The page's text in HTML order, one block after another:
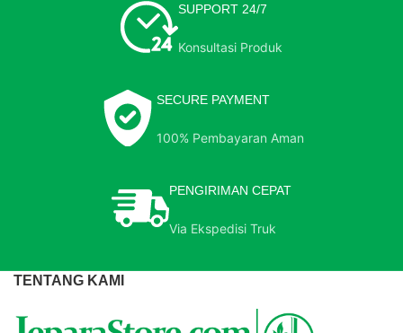
SUPPORT 24/7
Konsultasi Produk
SECURE PAYMENT
100% Pembayaran Aman
PENGIRIMAN CEPAT
Via Ekspedisi Truk
TENTANG KAMI